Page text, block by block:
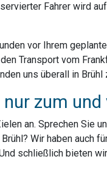
Fahrer wird
vor Ihrem
Transport vom
uns überall in
zum
an. Sprechen Sie
Wir haben auch
schließlich bieten